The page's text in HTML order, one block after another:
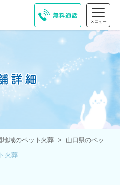
地域のペット火葬
山口県のペッ
火葬